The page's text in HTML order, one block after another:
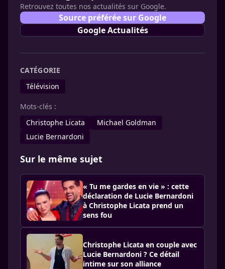
Retrouvez toutes nos actualités sur Google.
Source préférée sur Google
Google Actualités
CATÉGORIE
Télévision
Mots-clés :
Christophe Licata
Michael Goldman
Lucie Bernardoni
Sur le même sujet
« Tu me gardes en vie » : cette
déclaration de Lucie Bernardoni
à Christophe Licata prend un
sens fou
Christophe Licata en couple avec
Lucie Bernardoni ? Ce détail
intime sur son alliance